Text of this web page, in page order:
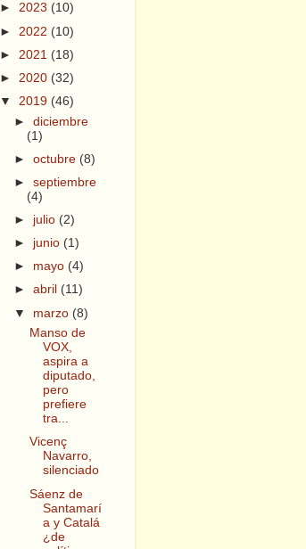
► 2023 (10)
► 2022 (10)
► 2021 (18)
► 2020 (32)
▼ 2019 (46)
►diciembre
(1)
►octubre (8)
►septiembre
(4)
► julio (2)
► junio (1)
► mayo (4)
►abril (11)
▼ marzo (8)
Manso de
VOX,
aspira a
diputado,
pero
prefiere
tra...
Vicenç
Navarro,
silenciado
Sáenz de
Santamarí
a y Catalá
¿de